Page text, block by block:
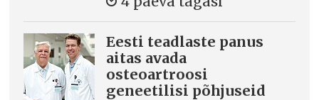
Eesti teadlaste panus
aitas avada
osteoartroosi
geneetilisi põhjuseid